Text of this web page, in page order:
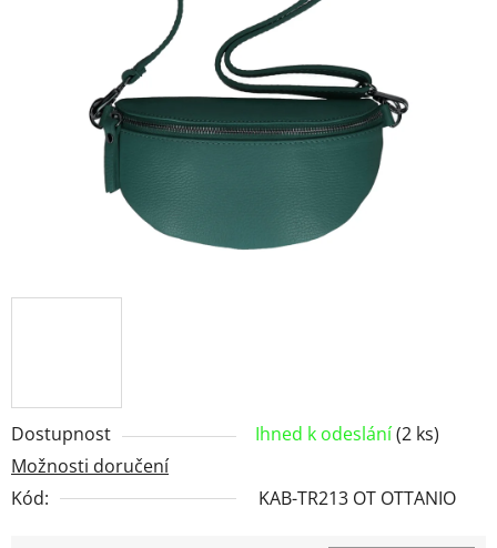
Dostupnost Ihned k odeslání(2 ks)
Možnosti doručení
Kód:
KAB-TR213 OT OTTANIO